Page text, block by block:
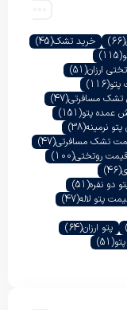
(66) خرید تشک(45)
(115)
ارزان(51)
پتو(116)
مسافرتی(47)
عمده پتو(151)
نرمینه(38)
تشک مسافرتی(47)
قیمت روتختی(100)
(46)
دو نفره(51)
پتو لاله(47)
پتو ارزان(64)
(51)